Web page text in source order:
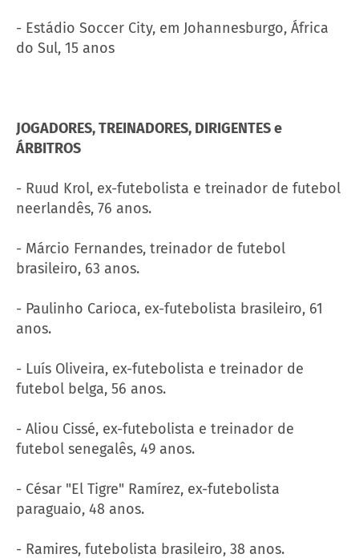
- Estádio Soccer City, em Johannesburgo, África
do Sul, 15 anos
JOGADORES, TREINADORES, DIRIGENTES e
ÁRBITROS
- Ruud Krol, ex-futebolista e treinador de futebol
neerlandês, 76 anos.
- Márcio Fernandes, treinador de futebol
brasileiro, 63 anos.
- Paulinho Carioca, ex-futebolista brasileiro, 61
anos.
- Luís Oliveira, ex-futebolista e treinador de
futebol belga, 56 anos.
- Aliou Cissé, ex-futebolista e treinador de
futebol senegalês, 49 anos.
- César "El Tigre" Ramírez, ex-futebolista
paraguaio, 48 anos.
- Ramires, futebolista brasileiro, 38 anos.